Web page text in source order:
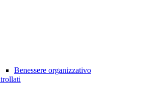
Benessere organizzativo